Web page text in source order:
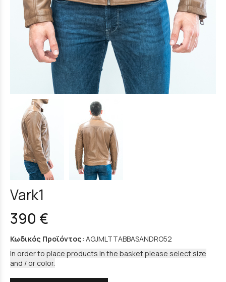
Vark1
390 €
Κωδικός Προϊόντος: AGJMLTTABBASANDRO52
In order to place products in the basket please select size
and / or color.